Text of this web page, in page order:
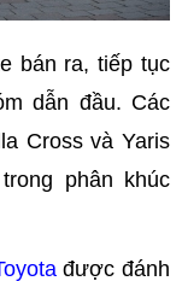
bán ra, tiếp tục
dẫn đầu. Các
Cross và Yaris
phân khúc
được đánh